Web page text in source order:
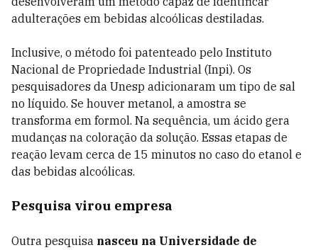
adulterações em bebidas alcoólicas destiladas.
Inclusive, o método foi patenteado pelo Instituto
Nacional de Propriedade Industrial (Inpi). Os
pesquisadores da Unesp adicionaram um tipo de sal
no líquido. Se houver metanol, a amostra se
transforma em formol. Na sequência, um ácido gera
mudanças na coloração da solução. Essas etapas de
reação levam cerca de 15 minutos no caso do etanol e
das bebidas alcoólicas.
Pesquisa virou empresa
Outra pesquisa nasceu na Universidade de